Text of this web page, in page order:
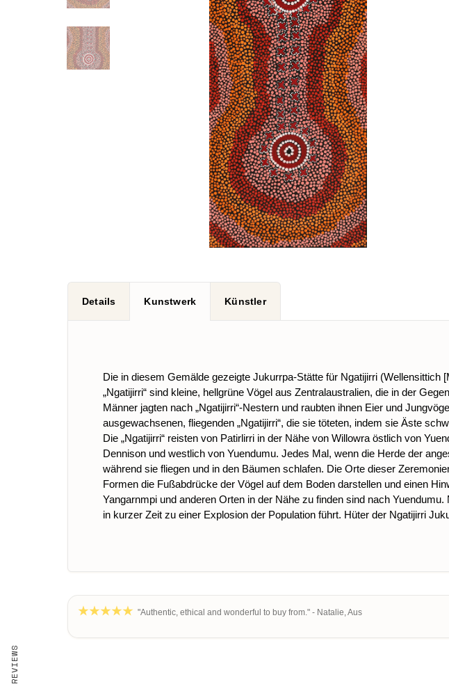
Details Kunstwerk Künstler
Die in diesem Gemälde gezeigte Jukurrpa-Stätte für Ngatijirri
„Ngatijirri“ sind kleine, hellgrüne Vögel aus Zentralaustralien, die in der
Männer jagten nach „Ngatijirri“-Nestern und raubten ihnen Eier und
ausgewachsenen, fliegenden „Ngatijirri“, die sie töteten, indem sie Äste
Die „Ngatijirri“ reisten von Patirlirri in der Nähe von Willowra östlich von
Dennison und westlich von Yuendumu. Jedes Mal, wenn die Herde der
während sie fliegen und in den Bäumen schlafen. Die Orte dieser
Formen die Fußabdrücke der Vögel auf dem Boden darstellen und einen
Yangarnmpi und anderen Orten in der Nähe zu finden sind nach
in kurzer Zeit zu einer Explosion der Population führt. Hüter der Ngatijirri
"Authentic, ethical and wonderful to buy from." - Natalie, Aus
REVIEWS